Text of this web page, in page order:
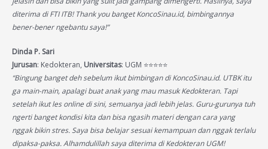
diterima di FTI ITB! Thank you banget KoncoSinau.id, bimbingannya
bener-bener ngebantu saya!”
Dinda P. Sari
Jurusan: Kedokteran, Universitas: UGM ⭐⭐⭐⭐⭐
“Bingung banget deh sebelum ikut bimbingan di KoncoSinau.id. UTBK itu
ga main-main, apalagi buat anak yang mau masuk Kedokteran. Tapi
setelah ikut les online di sini, semuanya jadi lebih jelas. Guru-gurunya tuh
ngerti banget kondisi kita dan bisa ngasih materi dengan cara yang
nggak bikin stres. Saya bisa belajar sesuai kemampuan dan nggak terlalu
dipaksa-paksa. Alhamdulillah saya diterima di Kedokteran UGM!